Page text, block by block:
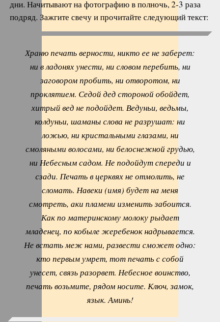
дни. Начитывают на фотографию в полночь, 2-3 раза
подряд. Зажгите свечу и прочитайте следующий текст:
Храню печать верности, никто ее не заберет:
ни в ладонях унести, ни словом перебить, ни
заговором пробить, ни отворотом, ни
проклятием. Седой дед стороной обойдет,
хитрый вед не подойдет. Ведуньи, ведьмы,
колдуньи, шаманы слова не разрушат: ни
ложью, ни кристальными глазами, ни
смоляными волосами, ни белоснежной грудью,
ни Небесным садом. Не подойдут спереди и
сзади. Печать в церквях не отмолить, не
сломать. Навеки (имя) будет на меня
смотреть, аки пламени изменить забоится.
Как по материнскому молоку рыдает
младенец, по кобыле жеребенок надрывается.
Не встать меж нами, развести сможет одно:
кто первым умрет, тот печать с собой
унесет, связь разорвет. Небесное воинство,
печать возьмите, рядом носите. Ключ, замок,
язык. Аминь!